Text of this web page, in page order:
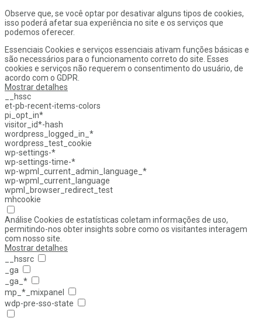
Observe que, se você optar por desativar alguns tipos de cookies,
isso poderá afetar sua experiência no site e os serviços que
podemos oferecer.
Essenciais Cookies e serviços essenciais ativam funções básicas e
são necessários para o funcionamento correto do site. Esses
cookies e serviços não requerem o consentimento do usuário, de
acordo com o GDPR.
Mostrar detalhes
__hssc
et-pb-recent-items-colors
pi_opt_in*
visitor_id*-hash
wordpress_logged_in_*
wordpress_test_cookie
wp-settings-*
wp-settings-time-*
wp-wpml_current_admin_language_*
wp-wpml_current_language
wpml_browser_redirect_test
mhcookie
Análise Cookies de estatísticas coletam informações de uso,
permitindo-nos obter insights sobre como os visitantes interagem
com nosso site.
Mostrar detalhes
__hssrc
_ga
_ga_*
mp_*_mixpanel
wdp-pre-sso-state